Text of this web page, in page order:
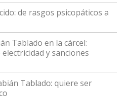
de rasgos psicopáticos a
Tablado en la cárcel:
y sanciones
Tablado: quiere ser